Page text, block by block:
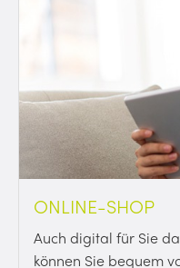
ONLINE-SHOP
Auch digital für Sie
können Sie bequem